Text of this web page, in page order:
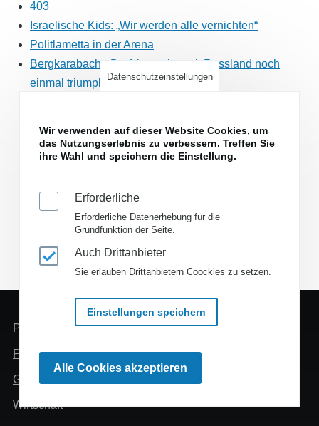
403
Israelische Kids: „Wir werden alle vernichten“
Politlametta in der Arena
Bergkarabach - Darf Armenien mit Russland noch
einmal triumphieren?
Header
Politik
Panorama
Gesellschaft
Wirtschaft
Datenschutzeinstellungen
Wir verwenden auf dieser Website Cookies, um
das Nutzungserlebnis zu verbessern. Treffen Sie
ihre Wahl und speichern die Einstellung.
Erforderliche
Erforderliche Datenerhebung für die
Grundfunktion der Seite.
Auch Drittanbieter
Sie erlauben Drittanbietern Coockies zu setzen.
Einstellungen speichern
Alle Cookies akzeptieren